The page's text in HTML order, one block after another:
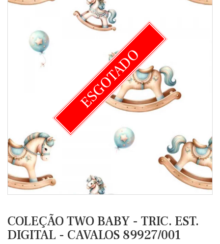
ESGOTADO
COLEÇÃO TWO BABY - TRIC. EST.
DIGITAL - CAVALOS 89927/001